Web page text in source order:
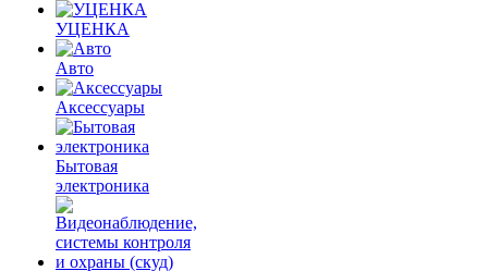
УЦЕНКА
Авто
Аксессуары
Бытовая
электроника